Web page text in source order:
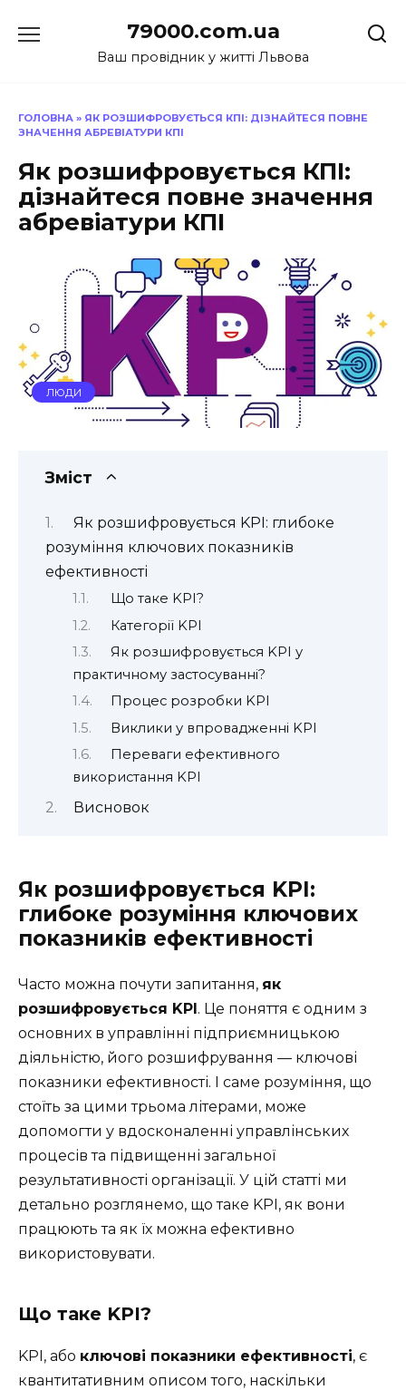
до
79000.com.ua
Ваш провідник у житті Львова
ГОЛОВНА » ЯК РОЗШИФРОВУЄТЬСЯ КПІ: ДІЗНАЙТЕСЯ ПОВНЕ
ЗНАЧЕННЯ АБРЕВІАТУРИ КПІ
Як розшифровується КПІ:
дізнайтеся повне значення
абревіатури КПІ
ЛЮДИ
Зміст
Як розшифровується KPI: глибоке
розуміння ключових показників
ефективності
Що таке KPI?
Категорії KPI
Як розшифровується KPI у
практичному застосуванні?
Процес розробки KPI
Виклики у впровадженні KPI
Переваги ефективного
використання KPI
Висновок
Як розшифровується KPI:
глибоке розуміння ключових
показників ефективності
Часто можна почути запитання, як
розшифровується KPI. Це поняття є одним з
основних в управлінні підприємницькою
діяльністю, його розшифрування — ключові
показники ефективності. І саме розуміння, що
стоїть за цими трьома літерами, може
допомогти у вдосконаленні управлінських
процесів та підвищенні загальної
результативності організації. У цій статті ми
детально розглянемо, що таке KPI, як вони
працюють та як їх можна ефективно
використовувати.
Що таке KPI?
KPI, або ключові показники ефективності, є
квантитативним описом того, наскільки